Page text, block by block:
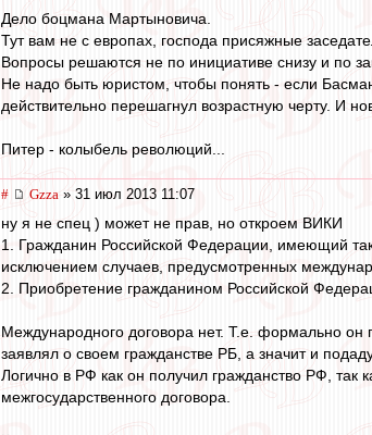
Дело боцмана Мартыновича.
Тут вам не с европах, господа присяжные
Вопросы решаются не по инициативе снизу и по
Не надо быть юристом, чтобы понять - если
действительно перешагнул возрастную черту. И
Питер - колыбель революций...
# Gzza » 31 июл 2013 11:07
ну я не спец ) может не прав, но откроем ВИКИ
1. Гражданин Российской Федерации, имеющий
исключением случаев, предусмотренных
2. Приобретение гражданином Российской
Международного договора нет. Т.е. формально он
заявлял о своем гражданстве РБ, а значит и
Логично в РФ как он получил гражданство РФ, так
межгосударственного договора.